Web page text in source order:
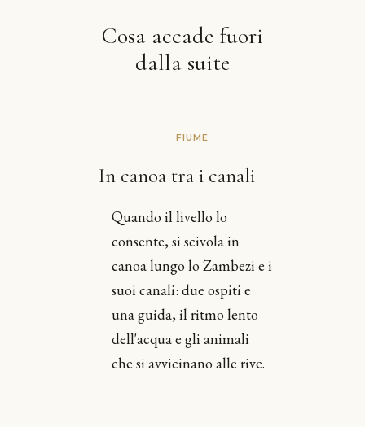
Cosa accade fuori
dalla suite
FIUME
In canoa tra i canali
Quando il livello lo
consente, si scivola in
canoa lungo lo Zambezi e i
suoi canali: due ospiti e
una guida, il ritmo lento
dell'acqua e gli animali
che si avvicinano alle rive.